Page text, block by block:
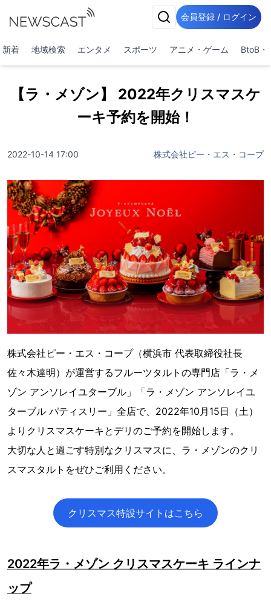
会員登録 / ログイン
新着 地域検索 エンタメ スポーツ アニメ・ゲーム BtoB・
【ラ・メゾン】 2022年クリスマスケ
ーキ予約を開始！
2022-10-14 17:00 株式会社ピー・エス・コープ
株式会社ピー・エス・コープ（横浜市 代表取締役社長
佐々木達明）が運営するフルーツタルトの専門店「ラ・メ
ゾン アンソレイユターブル」「ラ・メゾン アンソレイユ
ターブル パティスリー」全店で、2022年10月15日（土）
よりクリスマスケーキとデリのご予約を開始します。
大切な人と過ごす特別なクリスマスに、ラ・メゾンのクリ
スマスタルトをぜひご利用ください。
クリスマス特設サイトはこちら
2022年ラ・メゾン クリスマスケーキ ラインナ
ップ